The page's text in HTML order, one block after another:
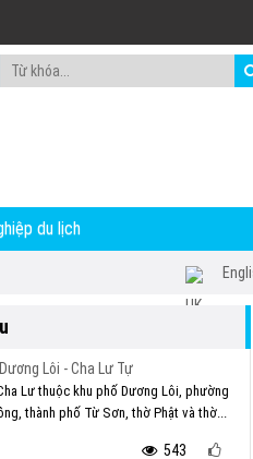
du lịch
Lôi - Cha Lư Tự
Lư thuộc khu phố Dương Lôi, phường
thành phố Từ Sơn, thờ Phật và thờ...
543